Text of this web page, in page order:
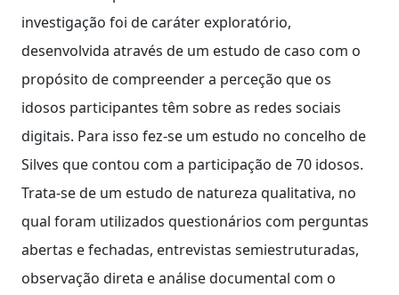
investigação foi de caráter exploratório,
desenvolvida através de um estudo de caso com o
propósito de compreender a perceção que os
idosos participantes têm sobre as redes sociais
digitais. Para isso fez-se um estudo no concelho de
Silves que contou com a participação de 70 idosos.
Trata-se de um estudo de natureza qualitativa, no
qual foram utilizados questionários com perguntas
abertas e fechadas, entrevistas semiestruturadas,
observação direta e análise documental com o